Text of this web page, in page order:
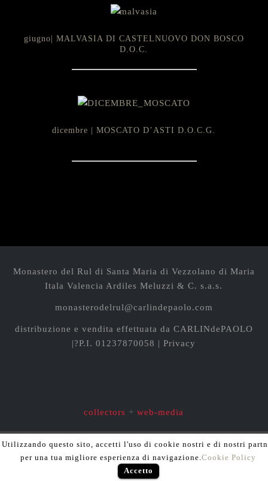
giugno| MALVASIA DI CASTELNUOVO DON BOSCO
D.O.C.
dicembre | MOSCATO D’ASTI D.O.C.G.
Monastero del Rul di Santa Maria di Vezzolano di Maria
Itala Valencia Ardiles Meluzzi & C. s.a.s.
monasterodelrul@carlindepaolo.com
distribuzione e vendita effettuata da CARLINdePAOLO
|?P.I. 01237870058 |Privacy
collectors +web-media
Utilizzando questo sito, accetti l'uso di cookie nostri e di nostri
per una tua migliore esperienza di navigazione.Cookie Policy
Accetto